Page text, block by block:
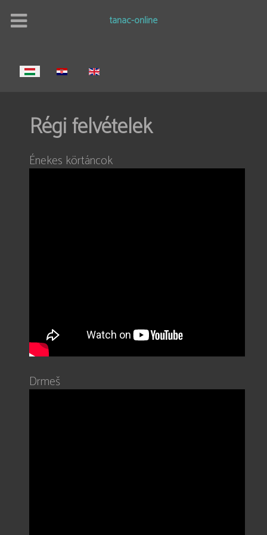
tanac-online
Válasszon nyelvet
Régi felvételek
Énekes körtáncok
Drmeš